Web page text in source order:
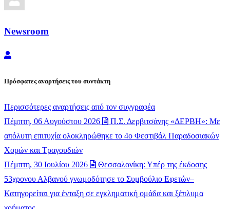
Newsroom
Newsroom
Πρόσφατες αναρτήσεις του συντάκτη
Περισσότερες αναρτήσεις από τον συγγραφέα
Πέμπτη, 06 Αυγούστου 2026
Π.Σ. Δερβιτσάνης «ΔΕΡΒΗ»: Με
απόλυτη επιτυχία ολοκληρώθηκε το 4ο Φεστιβάλ Παραδοσιακών
Χορών και Τραγουδιών
Πέμπτη, 30 Ιουλίου 2026
Θεσσαλονίκη: Υπέρ της έκδοσης
53χρονου Αλβανού γνωμοδότησε το Συμβούλιο Εφετών–
Κατηγορείται για ένταξη σε εγκληματική ομάδα και ξέπλυμα